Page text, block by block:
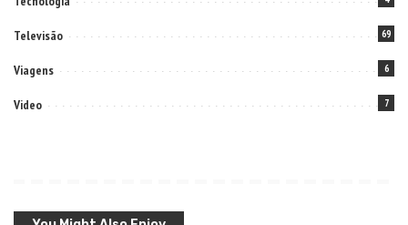
Televisão 69
Viagens 6
Video 7